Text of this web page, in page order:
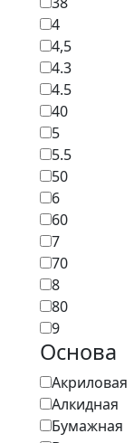
4
4,5
4.3
4.5
40
5
5.5
50
6
60
7
70
8
80
9
Основа
Акриловая
Алкидная
Бумажная